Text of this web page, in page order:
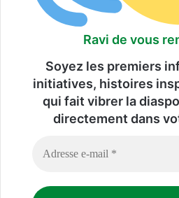
Ravi de vous
Soyez les premiers
initiatives, histoires
qui fait vibrer la
directement dans